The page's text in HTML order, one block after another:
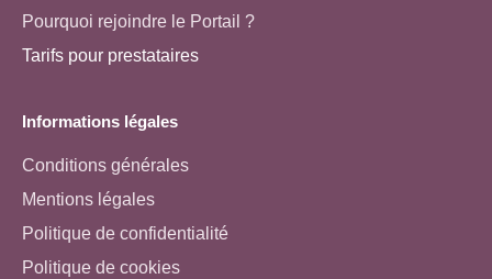
Pourquoi rejoindre le Portail ?
Tarifs pour prestataires
Informations légales
Conditions générales
Mentions légales
Politique de confidentialité
Politique de cookies